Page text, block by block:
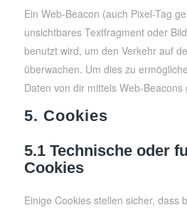
Ein Web-Beacon (auch Pixel-Tag
unsichtbares Textfragment oder
benutzt wird, um den Verkehr auf
überwachen. Um dies zu
Daten von dir mittels Web-Beacons
5. Cookies
5.1 Technische oder
Cookies
Einige Cookies stellen sicher, dass